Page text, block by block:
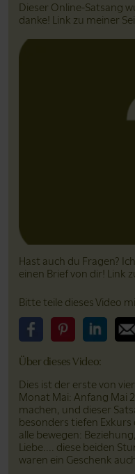
Dieser Online-Satsang
danke! Link zu meiner
Hast auch du Fragen?
einen Brief von dir! Link
Bitte teile dieses Video
Über dieses Video:
Dies ist der erste von
Monat Mai: Anfang Mai
machen, und dieser
besonders tiefen Exkurs
alle bewegen:
Liebe.... diese beiden
waren ein Geschenk